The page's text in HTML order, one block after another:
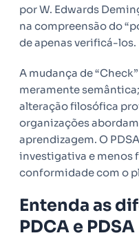
por W. Edwards
na compreensão do
de apenas verificá-los.
A mudança de
meramente
alteração filosófica
organizações
aprendizagem. O
investigativa e menos
conformidade com o
Entenda as
PDCA e PDSA